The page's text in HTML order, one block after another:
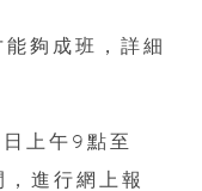
夠成班，詳細
上午9點至
進行網上報